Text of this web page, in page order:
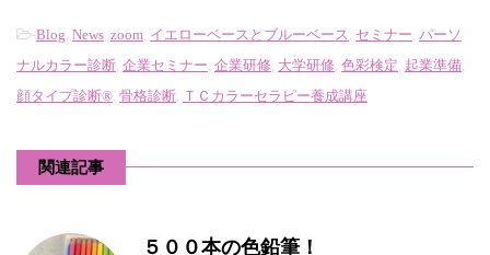
-Blog, News, zoom, イエローベースとブルーベース , セミナー, パーソ
ナルカラー診断, 企業セミナー, 企業研修, 大学研修, 色彩検定, 起業準備,
顔タイプ診断®, 骨格診断, ＴＣカラーセラピー養成講座
関連記事
５００本の色鉛筆！